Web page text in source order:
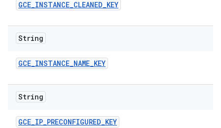
GCE_INSTANCE_CLEANED_KEY
String
GCE_INSTANCE_NAME_KEY
String
GCE_IP_PRECONFIGURED_KEY